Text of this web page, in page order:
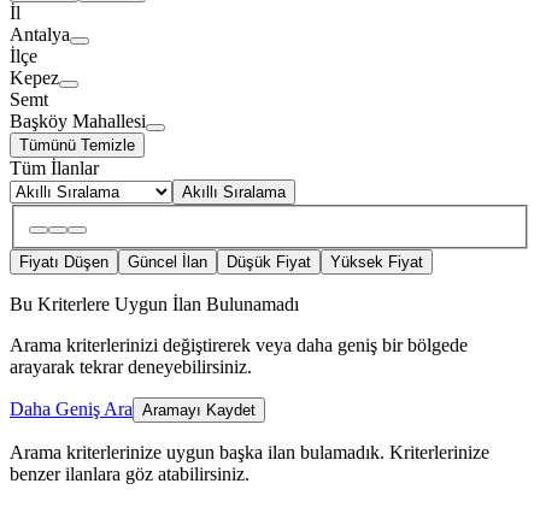
İl
Antalya
İlçe
Kepez
Semt
Başköy Mahallesi
Tümünü Temizle
Tüm İlanlar
Akıllı Sıralama
Fiyatı Düşen Güncel İlan Düşük Fiyat Yüksek Fiyat
Bu Kriterlere Uygun İlan Bulunamadı
Arama kriterlerinizi değiştirerek veya daha geniş bir bölgede
arayarak tekrar deneyebilirsiniz.
Daha Geniş Ara Aramayı Kaydet
Arama kriterlerinize uygun başka ilan bulamadık. Kriterlerinize
benzer ilanlara göz atabilirsiniz.